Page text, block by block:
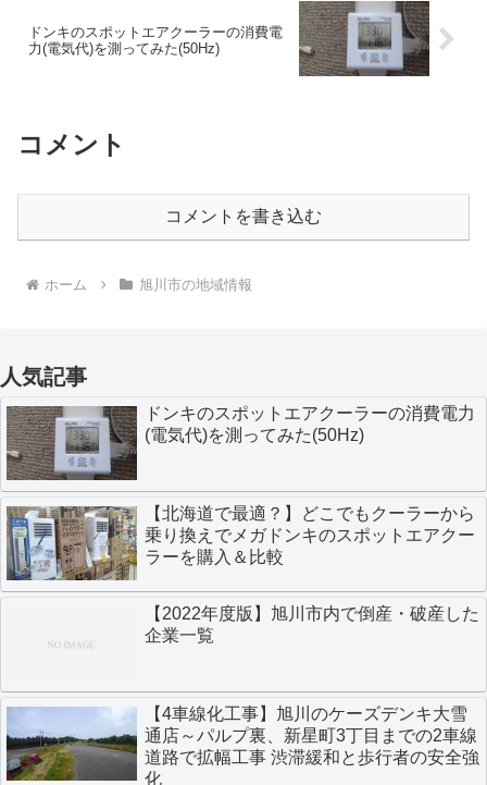
ドンキのスポットエアクーラーの消費電
力(電気代)を測ってみた(50Hz)
コメント
コメントを書き込む
ホーム 旭川市の地域情報
人気記事
ドンキのスポットエアクーラーの消費電力
(電気代)を測ってみた(50Hz)
【北海道で最適？】どこでもクーラーから
乗り換えでメガドンキのスポットエアクー
ラーを購入＆比較
【2022年度版】旭川市内で倒産・破産した
企業一覧
【4車線化工事】旭川のケーズデンキ大雪
通店～パルプ裏、新星町3丁目までの2車線
道路で拡幅工事 渋滞緩和と歩行者の安全強
化